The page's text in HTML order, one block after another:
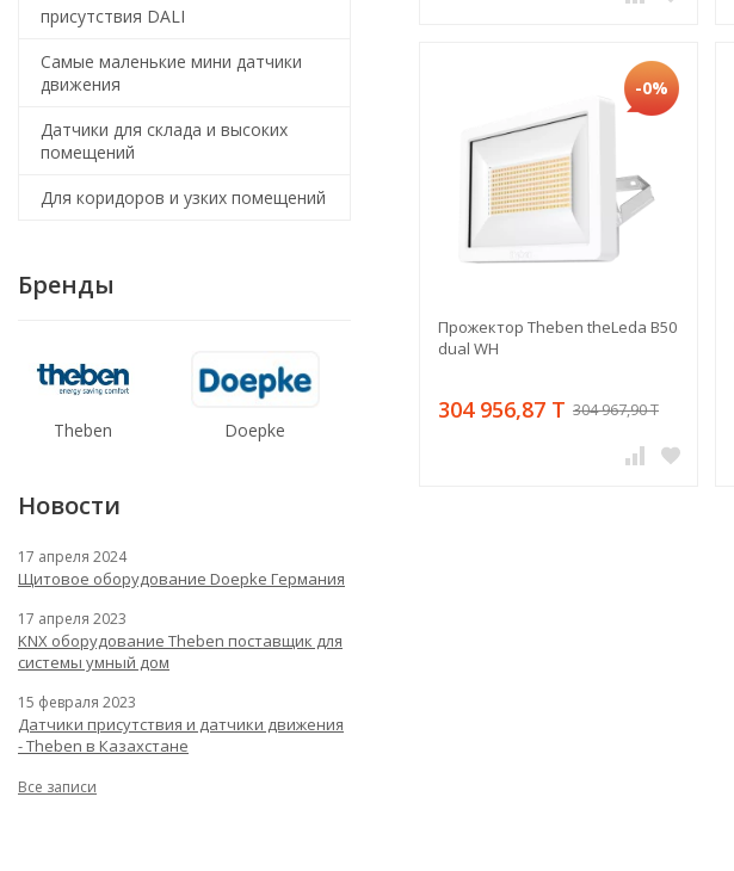
-0%
Прожектор Theben theLeda B50
dual WH
304 956,87 T 304 967,90 T
присутствия DALI
Самые маленькие мини датчики
движения
Датчики для склада и высоких
помещений
Для коридоров и узких помещений
Бренды
Theben Doepke
Новости
17 апреля 2024
Щитовое оборудование Doepke Германия
17 апреля 2023
KNX оборудование Theben поставщик для
системы умный дом
15 февраля 2023
Датчики присутствия и датчики движения
- Theben в Казахстане
Все записи